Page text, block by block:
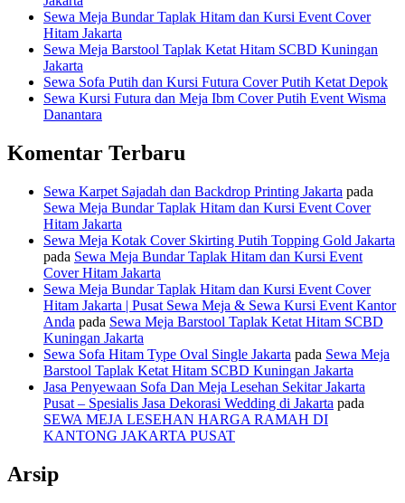
Sewa Meja Bundar Taplak Hitam dan Kursi Event Cover
Hitam Jakarta
Sewa Meja Barstool Taplak Ketat Hitam SCBD Kuningan
Jakarta
Sewa Sofa Putih dan Kursi Futura Cover Putih Ketat Depok
Sewa Kursi Futura dan Meja Ibm Cover Putih Event Wisma
Danantara
Komentar Terbaru
Sewa Karpet Sajadah dan Backdrop Printing Jakarta pada
Sewa Meja Bundar Taplak Hitam dan Kursi Event Cover
Hitam Jakarta
Sewa Meja Kotak Cover Skirting Putih Topping Gold Jakarta
pada Sewa Meja Bundar Taplak Hitam dan Kursi Event
Cover Hitam Jakarta
Sewa Meja Bundar Taplak Hitam dan Kursi Event Cover
Hitam Jakarta | Pusat Sewa Meja & Sewa Kursi Event Kantor
Anda pada Sewa Meja Barstool Taplak Ketat Hitam SCBD
Kuningan Jakarta
Sewa Sofa Hitam Type Oval Single Jakarta pada Sewa Meja
Barstool Taplak Ketat Hitam SCBD Kuningan Jakarta
Jasa Penyewaan Sofa Dan Meja Lesehan Sekitar Jakarta
Pusat – Spesialis Jasa Dekorasi Wedding di Jakarta pada
SEWA MEJA LESEHAN HARGA RAMAH DI
KANTONG JAKARTA PUSAT
Arsip